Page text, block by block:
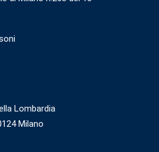
Lombardia
Milano